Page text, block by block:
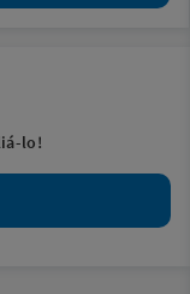
lo!